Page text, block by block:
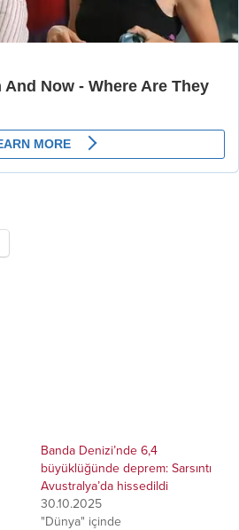
Banda Denizi’nde 6,4
büyüklüğünde deprem: Sarsıntı
Avustralya’da hissedildi
30.10.2025
"Dünya" içinde